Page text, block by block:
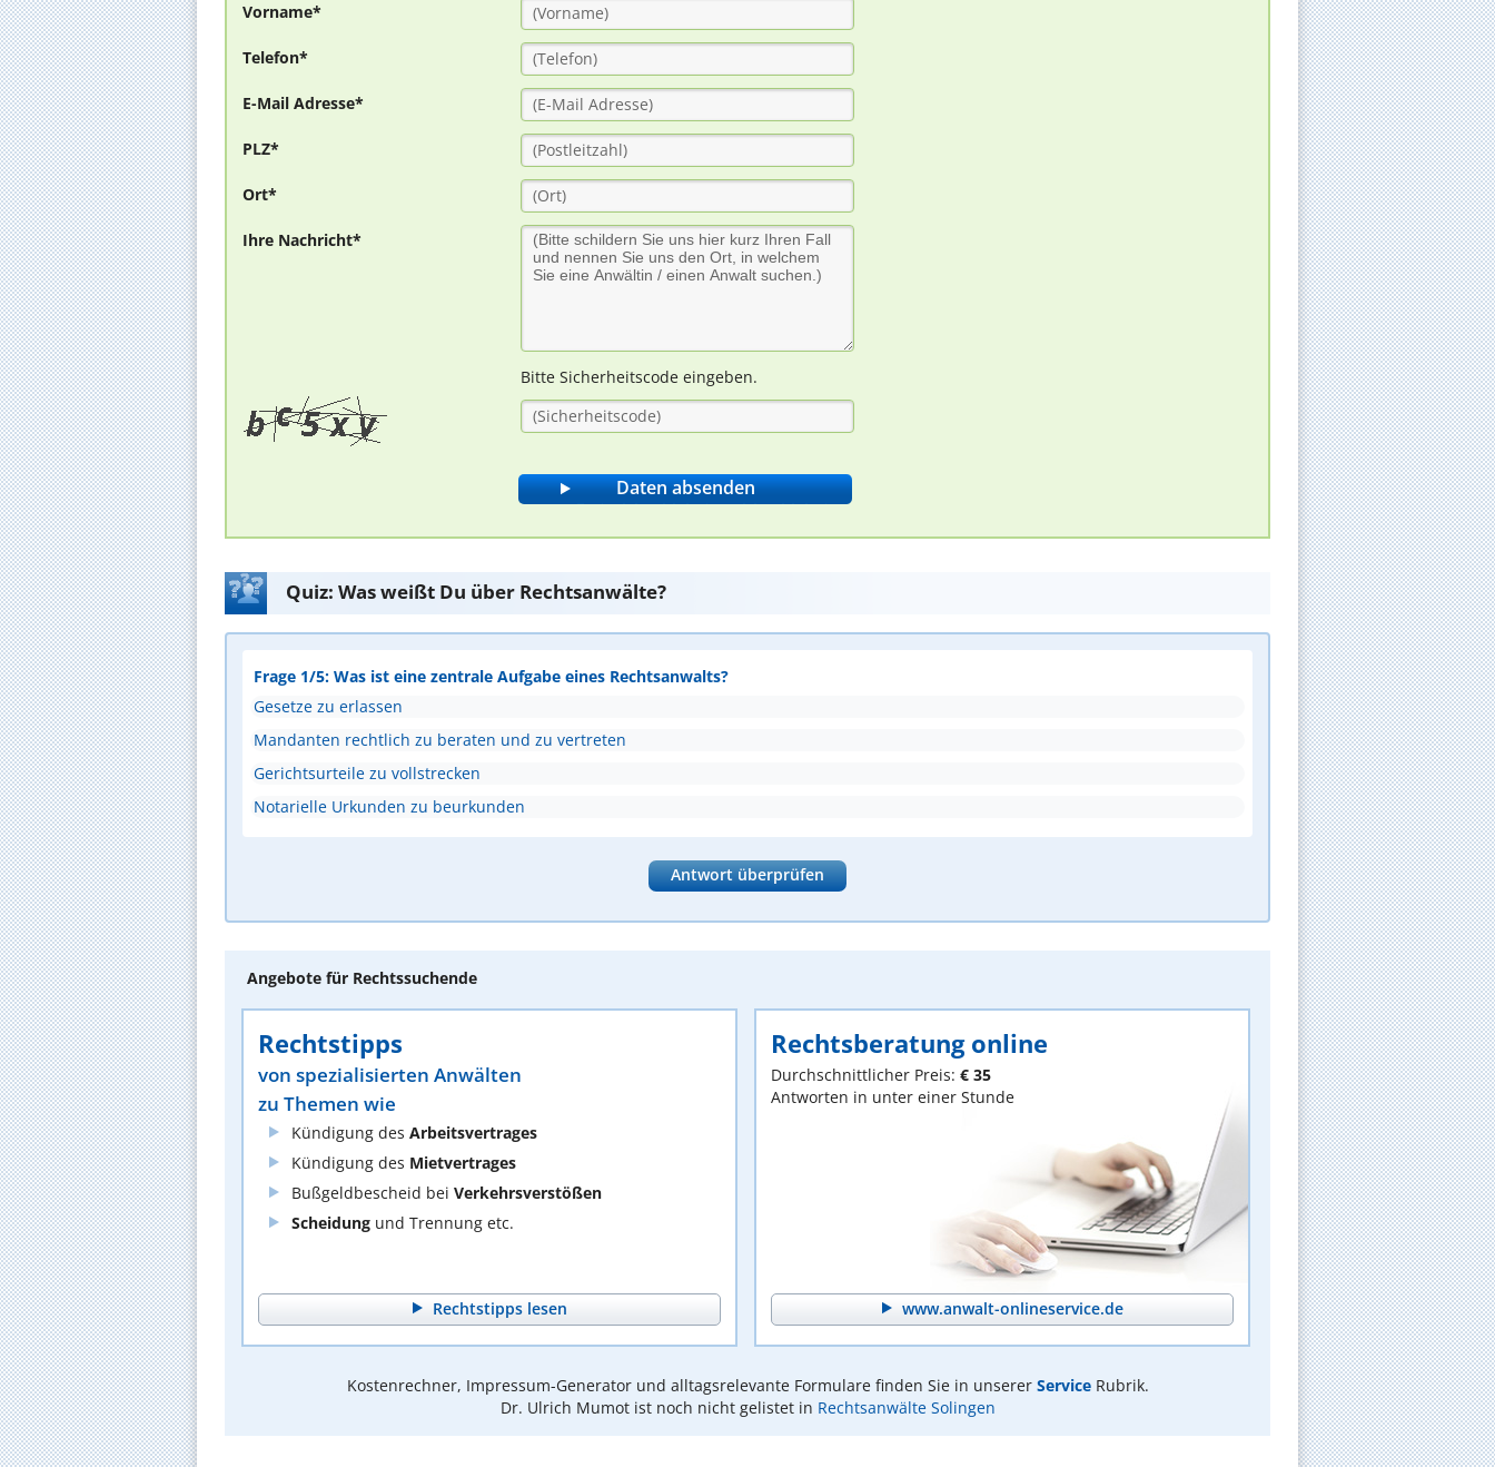
Vorname*
Telefon*
E-Mail Adresse*
PLZ*
Ort*
Ihre Nachricht*
Bitte Sicherheitscode eingeben.
Quiz: Was weißt Du über Rechtsanwälte?
Frage 1/5: Was ist eine zentrale Aufgabe eines Rechtsanwalts?
Gesetze zu erlassen
Mandanten rechtlich zu beraten und zu vertreten
Gerichtsurteile zu vollstrecken
Notarielle Urkunden zu beurkunden
Antwort überprüfen
Angebote für Rechtssuchende
Rechtstipps
von spezialisierten Anwälten
zu Themen wie
Kündigung des Arbeitsvertrages
Kündigung des Mietvertrages
Bußgeldbescheid bei Verkehrsverstößen
Scheidung und Trennung etc.
Rechtstipps lesen
Rechtsberatung online
Durchschnittlicher Preis: € 35
Antworten in unter einer Stunde
www.anwalt-onlineservice.de
Kostenrechner, Impressum-Generator und alltagsrelevante Formulare finden Sie in unserer ServiceRubrik.
Dr. Ulrich Mumot ist noch nicht gelistet in Rechtsanwälte Solingen